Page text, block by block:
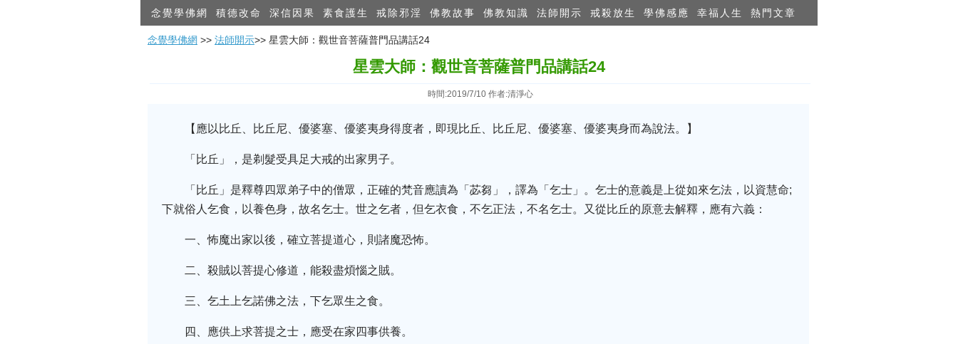
念覺學佛網 積德改命 深信因果 素食護生 戒除邪淫 佛教故事 佛教知識 法師開示 戒殺放生 學佛感應 幸福人生 熱門文章
念覺學佛網 >> 法師開示>> 星雲大師：觀世音菩薩普門品講話24
星雲大師：觀世音菩薩普門品講話24
時間:2019/7/10 作者:清淨心
【應以比丘、比丘尼、優婆塞、優婆夷身得度者，即現比丘、比丘尼、優婆塞、優婆夷身而為說法。】
「比丘」，是剃髮受具足大戒的出家男子。
「比丘」是釋尊四眾弟子中的僧眾，正確的梵音應讀為「苾芻」，譯為「乞士」。乞士的意義是上從如來乞法，以資慧命;
下就俗人乞食，以養色身，故名乞士。世之乞者，但乞衣食，不乞正法，不名乞士。又從比丘的原意去解釋，應有六義：
一、怖魔出家以後，確立菩提道心，則諸魔恐怖。
二、殺賊以菩提心修道，能殺盡煩惱之賊。
三、乞土上乞諾佛之法，下乞眾生之食。
四、應供上求菩提之士，應受在家四事供養。